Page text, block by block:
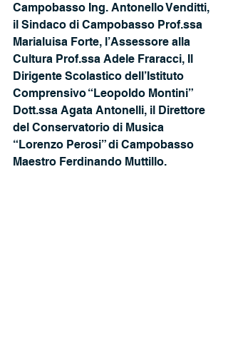
Campobasso Ing. Antonello Venditti,
il Sindaco di Campobasso Prof.ssa
Marialuisa Forte, l’Assessore alla
Cultura Prof.ssa Adele Fraracci, Il
Dirigente Scolastico dell’Istituto
Comprensivo “Leopoldo Montini”
Dott.ssa Agata Antonelli, il Direttore
del Conservatorio di Musica
“Lorenzo Perosi” di Campobasso
Maestro Ferdinando Muttillo.